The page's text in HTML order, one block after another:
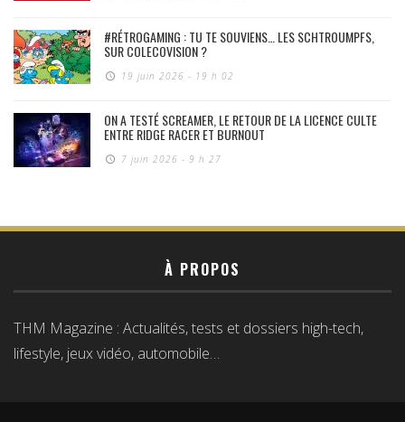
#RÉTROGAMING : TU TE SOUVIENS… LES SCHTROUMPFS,
SUR COLECOVISION ?
19 juin 2026 - 19 h 02
ON A TESTÉ SCREAMER, LE RETOUR DE LA LICENCE CULTE
ENTRE RIDGE RACER ET BURNOUT
7 juin 2026 - 9 h 27
À PROPOS
THM Magazine : Actualités, tests et dossiers high-tech,
lifestyle, jeux vidéo, automobile…